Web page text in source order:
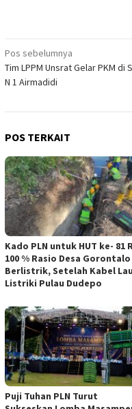
Navigasi
pos
Pos sebelumnya
Tim LPPM Unsrat Gelar PKM di
N 1 Airmadidi
POS TERKAIT
Kado PLN untuk HUT ke- 81
100 % Rasio Desa Gorontalo
Berlistrik, Setelah Kabel
Listriki Pulau Dudepo
Puji Tuhan PLN Turut